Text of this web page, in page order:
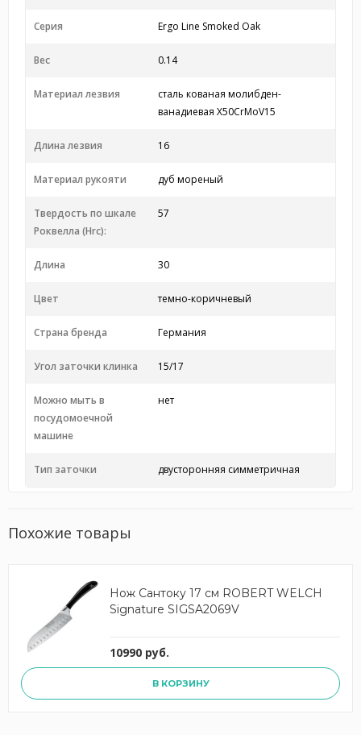
Серия Ergo Line Smoked Oak
Вес 0.14
Материал лезвия
сталь кованая молибден-
ванадиевая X50CrMoV15
Длина лезвия 16
Материал рукояти дуб мореный
Твердость по шкале
Роквелла (Hrc):
57
Длина 30
Цвет темно-коричневый
Страна бренда Германия
Угол заточки клинка 15/17
Можно мыть в
посудомоечной
машине
нет
Тип заточки двусторонняя симметричная
Похожие товары
Нож Сантоку 17 см ROBERT WELCH
Signature SIGSA2069V
10990 руб.
В КОРЗИНУ